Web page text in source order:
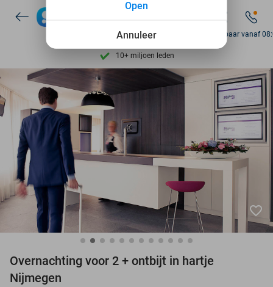
7 dagen per week beschikbaar
10+ miljoen leden
9,4 op basis van
Ontdek 15.000+ deals
7 dagen per week beschikbaar
10+ miljoen leden
Bereikbaar vanaf
favorite_border
Overnachting voor 2 + ontbijt in hartje
Nijmegen
Annuleer
Open